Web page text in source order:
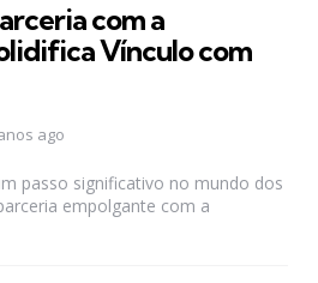
com a
Vínculo com
ago
passo significativo no mundo dos
empolgante com a